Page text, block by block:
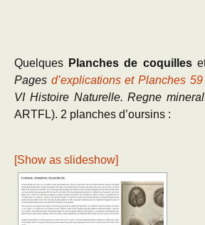
Quelques Planches de coquilles
Pages d’explications et Planches
VI Histoire Naturelle. Regne
ARTFL). 2 planches d’oursins :
[Show as slideshow]